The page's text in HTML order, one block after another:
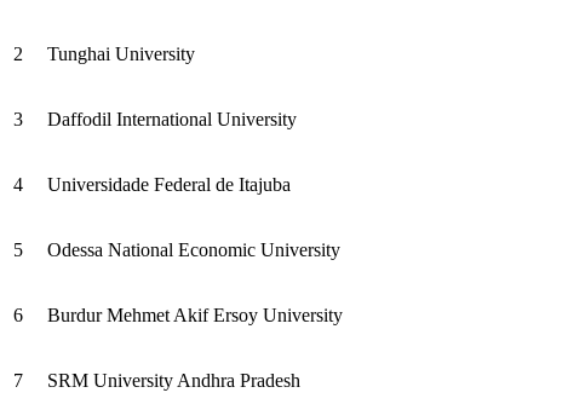
2 Tunghai University
3 Daffodil International University
4 Universidade Federal de Itajuba
5 Odessa National Economic University
6 Burdur Mehmet Akif Ersoy University
7 SRM University Andhra Pradesh